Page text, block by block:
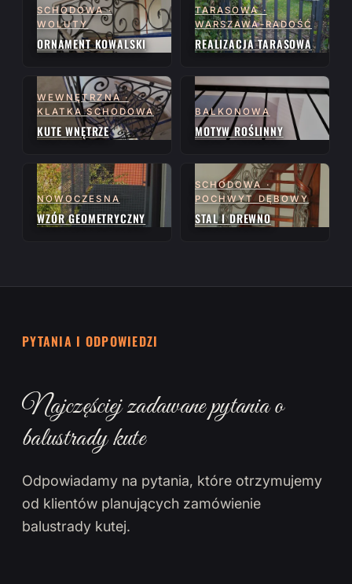
SCHODOWA ·
WOLUTY
ORNAMENT KOWALSKI
TARASOWA ·
WARSZAWA-RADOŚĆ
REALIZACJA TARASOWA
WEWNĘTRZNA ·
KLATKA SCHODOWA
KUTE WNĘTRZE
BALKONOWA
MOTYW ROŚLINNY
NOWOCZESNA
WZÓR GEOMETRYCZNY
SCHODOWA ·
POCHWYT DĘBOWY
STAL I DREWNO
PYTANIA I ODPOWIEDZI
Najczęściej zadawane pytania o
balustrady kute
Odpowiadamy na pytania, które otrzymujemy
od klientów planujących zamówienie
balustrady kutej.